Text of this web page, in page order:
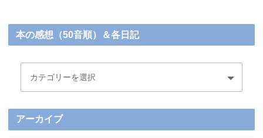
本の感想（50音順）＆各日記
アーカイブ